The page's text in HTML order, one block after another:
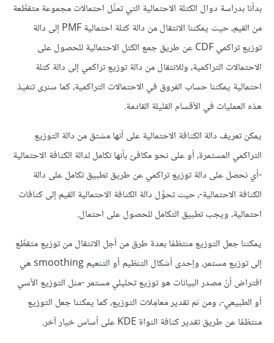
بدأنا بدراسة دوال الكتلة الاحتمالية التي تمثِّل احتمالات مجموعة متقطِّعة
من القيم، حيث يمكننا الانتقال من دالة كتلة احتمالية PMF إلى دالة
توزيع تراكمي CDF عن طريق جمع الكتل الاحتمالية للحصول على
الاحتمالات التراكمية، وللانتقال من دالة توزيع تراكمي إلى دالة كتلة
احتمالية يمكننا حساب الفروق في الاحتمالات التراكمية، كما سنرى تنفيذ
هذه العمليات في الأقسام القليلة القادمة.
يمكن تعريف دالة الكثافة الاحتمالية على أنها مشتق من دالة التوزيع
التراكمي المستمرة، أو على نحو مكافئ بأنها تكامل لدالة الكثافة الاحتمالية
-أي نحصل على دالة توزيع تراكمي عن طريق تطبيق تكامل على دالة
الكثافة الاحتمالية-، حيث تحوِّل دالة الكثافة الاحتمالية القيم إلى كثافات
احتمالية، ويجب تطبيق التكامل للحصول على احتمال.
يمكننا جعل التوزيع منتظمًا بعدة طرق من أجل الانتقال من توزيع متقطِّع
إلى توزيع مستمر، وإحدى أشكال التنظيم أو التنعيم smoothing هي
افتراض أنّ مصدر البيانات هو توزيع تحليلي مستمر -مثل التوزيع الأسي
أو الطبيعي-، ومن ثم تقدير معامِلات التوزيع، كما يمكننا جعل التوزيع
منتظمًا عن طريق تقدير كثافة النواة KDE على أساس خيار آخر.